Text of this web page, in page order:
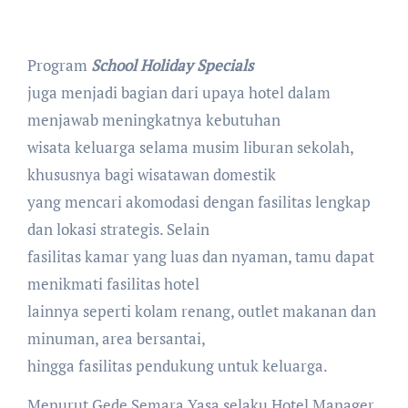
Program School Holiday Specials
juga menjadi bagian dari upaya hotel dalam
menjawab meningkatnya kebutuhan
wisata keluarga selama musim liburan sekolah,
khususnya bagi wisatawan domestik
yang mencari akomodasi dengan fasilitas lengkap
dan lokasi strategis. Selain
fasilitas kamar yang luas dan nyaman, tamu dapat
menikmati fasilitas hotel
lainnya seperti kolam renang, outlet makanan dan
minuman, area bersantai,
hingga fasilitas pendukung untuk keluarga.